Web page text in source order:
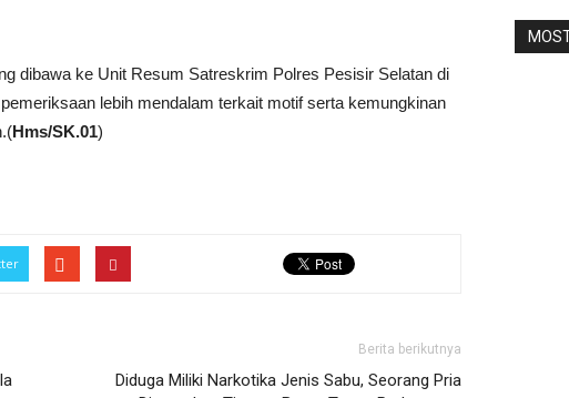
dibawa ke Unit Resum Satreskrim Polres Pesisir Selatan di
lebih mendalam terkait motif serta kemungkinan
Hms/SK.01)
Berita berikutnya
Diduga Miliki Narkotika Jenis Sabu, Seorang Pria